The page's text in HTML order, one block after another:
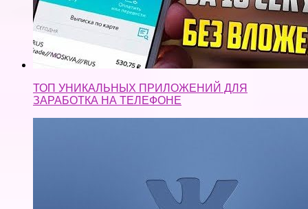
ТОП УНИКАЛЬНЫХ ПРИЛОЖЕНИЙ ДЛЯ
ЗАРАБОТКА НА ТЕЛЕФОНЕ